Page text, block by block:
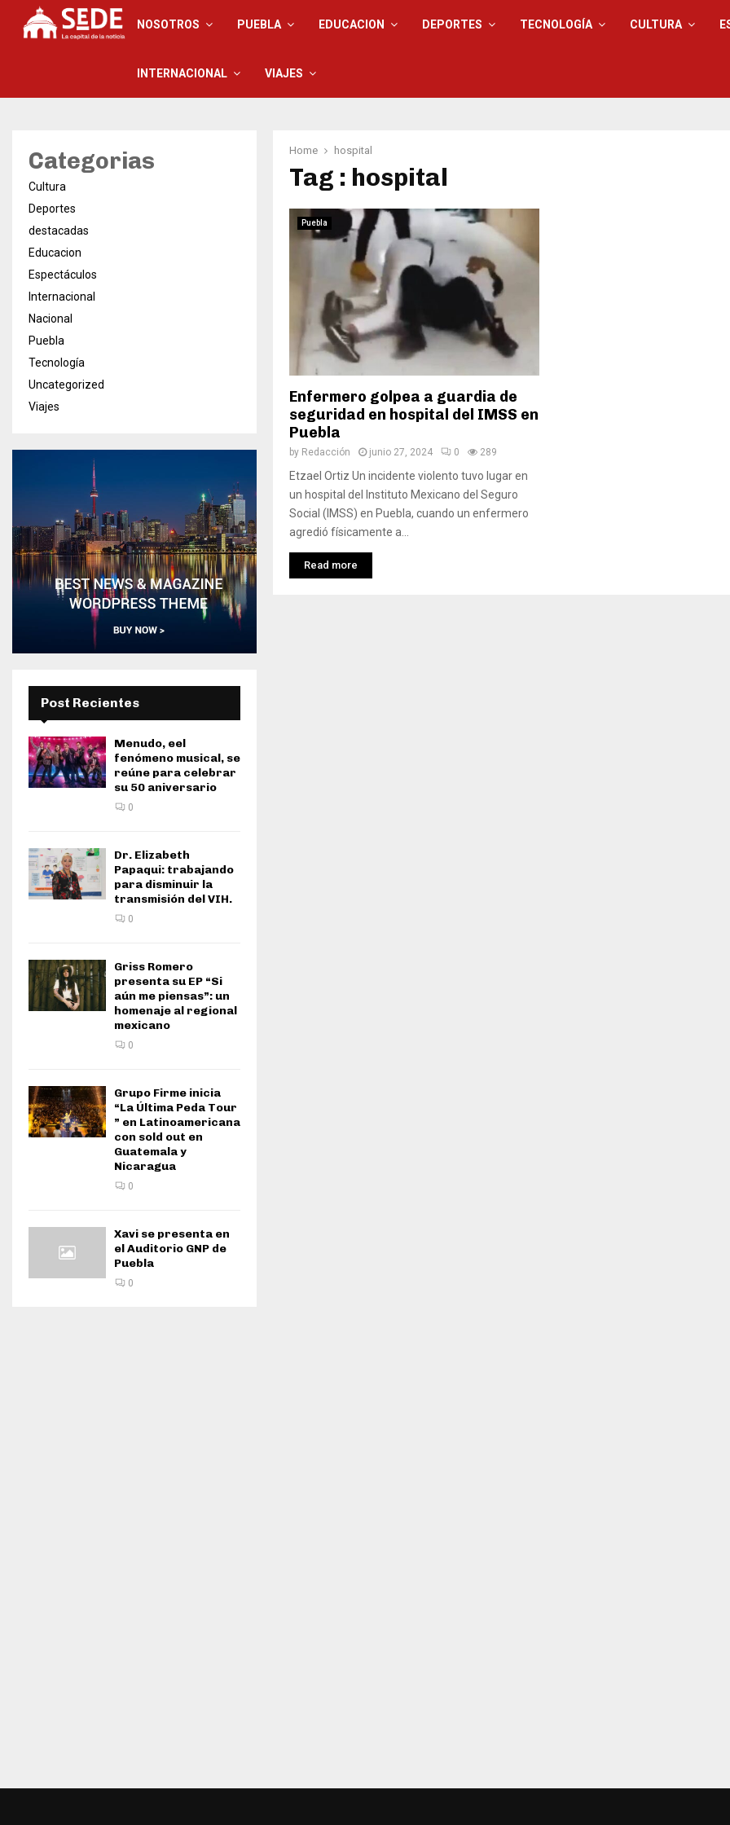
NOSOTROS PUEBLA EDUCACION DEPORTES TECNOLOGÍA CULTURA
INTERNACIONAL VIAJES
Home hospital
Tag : hospital
Puebla
Enfermero golpea a guardia de
seguridad en hospital del IMSS en
Puebla
by Redacción junio 27, 2024 0 289
Etzael Ortiz Un incidente violento tuvo lugar en
un hospital del Instituto Mexicano del Seguro
Social (IMSS) en Puebla, cuando un enfermero
agredió físicamente a...
Read more
Categorias
Cultura
Deportes
destacadas
Educacion
Espectáculos
Internacional
Nacional
Puebla
Tecnología
Uncategorized
Viajes
Post Recientes
Menudo, eel
fenómeno musical, se
reúne para celebrar
su 50 aniversario
0
Dr. Elizabeth
Papaqui: trabajando
para disminuir la
transmisión del VIH.
0
Griss Romero
presenta su EP “Si
aún me piensas”: un
homenaje al regional
mexicano
0
Grupo Firme inicia
“La Última Peda Tour
” en Latinoamericana
con sold out en
Guatemala y
Nicaragua
0
Xavi se presenta en
el Auditorio GNP de
Puebla
0